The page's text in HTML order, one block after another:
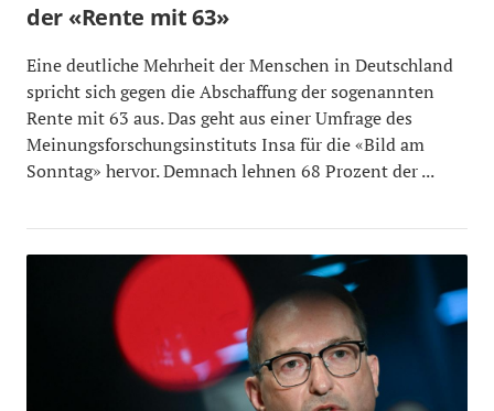
der «Rente mit 63»
Eine deutliche Mehrheit der Menschen in Deutschland
spricht sich gegen die Abschaffung der sogenannten
Rente mit 63 aus. Das geht aus einer Umfrage des
Meinungsforschungsinstituts Insa für die «Bild am
Sonntag» hervor. Demnach lehnen 68 Prozent der ...